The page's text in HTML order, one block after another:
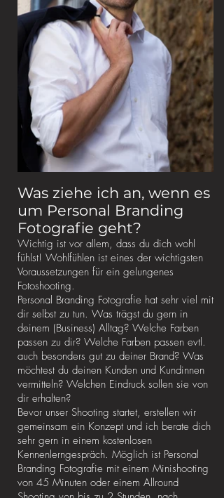
Was ziehe ich an, wenn es
um Personal Branding
Fotografie geht?
Wichtig ist vor allem, dass du dich wohl
fühlst! Wohlfühlen ist eines der wichtigsten
Voraussetzungen für ein gelungenes
Fotoshooting.
Personal Branding Fotografie hat sehr viel mit
dir selbst zu tun. Was trägst du gern in
deinem (Business) Alltag? Welche Farben
passen zu dir? Welche Farben passen evtl.
auch besonders gut zu deiner Brand? Was
möchtest du deinen Kunden und Kundinnen
vermitteln? Welchen Eindruck sollen sie von
dir erhalten?
Bevor unser Shooting startet, erstellen wir
gemeinsam ein Konzept und ich berate dich
sehr gern in einem kostenlosen
Kennenlerngespräch. Möglich ist Personal
Branding Fotografie mit einem Minishooting
von 45 Minuten oder einem Allround